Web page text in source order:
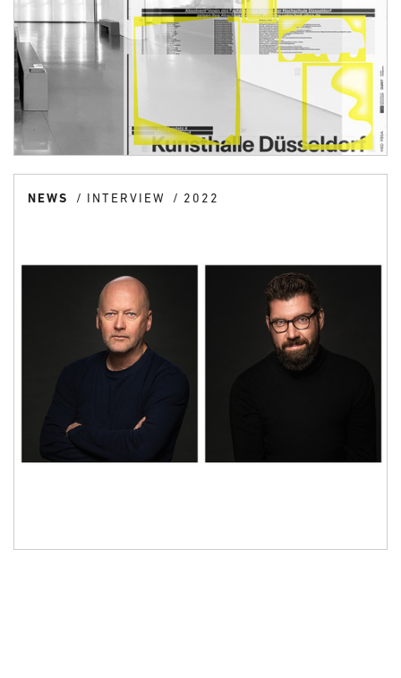
NEWS INTERVIEW 2022